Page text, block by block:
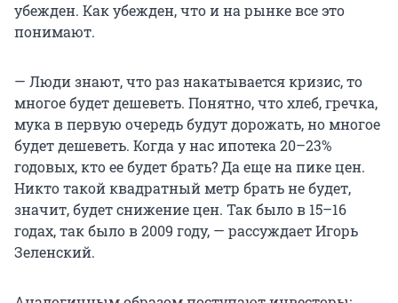
убежден. Как убежден, что и на рынке все это
понимают.
— Люди знают, что раз накатывается кризис, то
многое будет дешеветь. Понятно, что хлеб, гречка,
мука в первую очередь будут дорожать, но многое
будет дешеветь. Когда у нас ипотека 20–23%
годовых, кто ее будет брать? Да еще на пике цен.
Никто такой квадратный метр брать не будет,
значит, будет снижение цен. Так было в 15–16
годах, так было в 2009 году, — рассуждает Игорь
Зеленский.